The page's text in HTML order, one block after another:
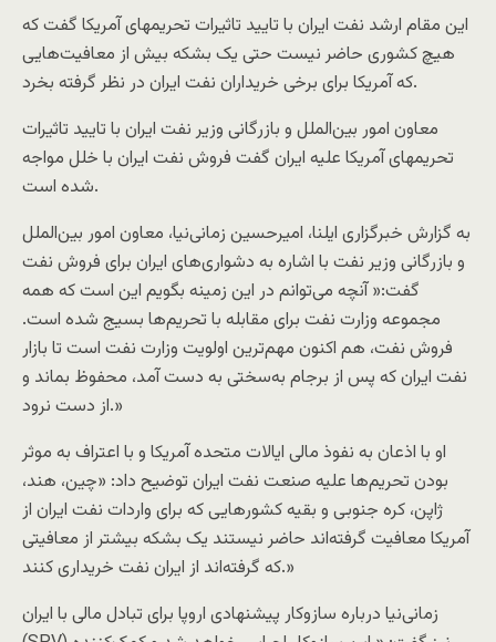
این مقام ارشد نفت ایران با تایید تاثیرات تحریمهای آمریکا گفت که
هیچ کشوری حاضر نیست حتی یک بشکه بیش از معافیت‌هایی
که آمریکا برای برخی خریداران نفت ایران در نظر گرفته بخرد.
معاون امور بین‌الملل و بازرگانی وزیر نفت ایران با تایید تاثیرات
تحریمهای آمریکا علیه ایران گفت فروش نفت ایران با خلل مواجه
شده است.
به گزارش خبرگزاری ایلنا، امیرحسین زمانی‌نیا، معاون امور بین‌الملل
و بازرگانی وزیر نفت با اشاره به دشواری‌های ایران برای فروش نفت
گفت:« آنچه می‌توانم در این زمینه بگویم این است که همه
مجموعه وزارت نفت برای مقابله با تحریم‌ها بسیج شده است.
فروش نفت، هم اکنون مهم‌ترین اولویت وزارت نفت است تا بازار
نفت ایران که پس از برجام به‌سختی به دست آمد، محفوظ بماند و
از دست نرود.»
او با اذعان به نفوذ مالی ایالات متحده آمریکا و با اعتراف به موثر
بودن تحریم‌ها علیه صنعت نفت ایران توضیح داد: «چین، هند،
ژاپن، کره جنوبی و بقیه کشورهایی که برای واردات نفت ایران از
آمریکا معافیت گرفته‌اند حاضر نیستند یک بشکه بیشتر از معافیتی
که گرفته‌اند از ایران نفت خریداری کنند.»
زمانی‌نیا درباره سازوکار پیشنهادی اروپا برای تبادل مالی با ایران